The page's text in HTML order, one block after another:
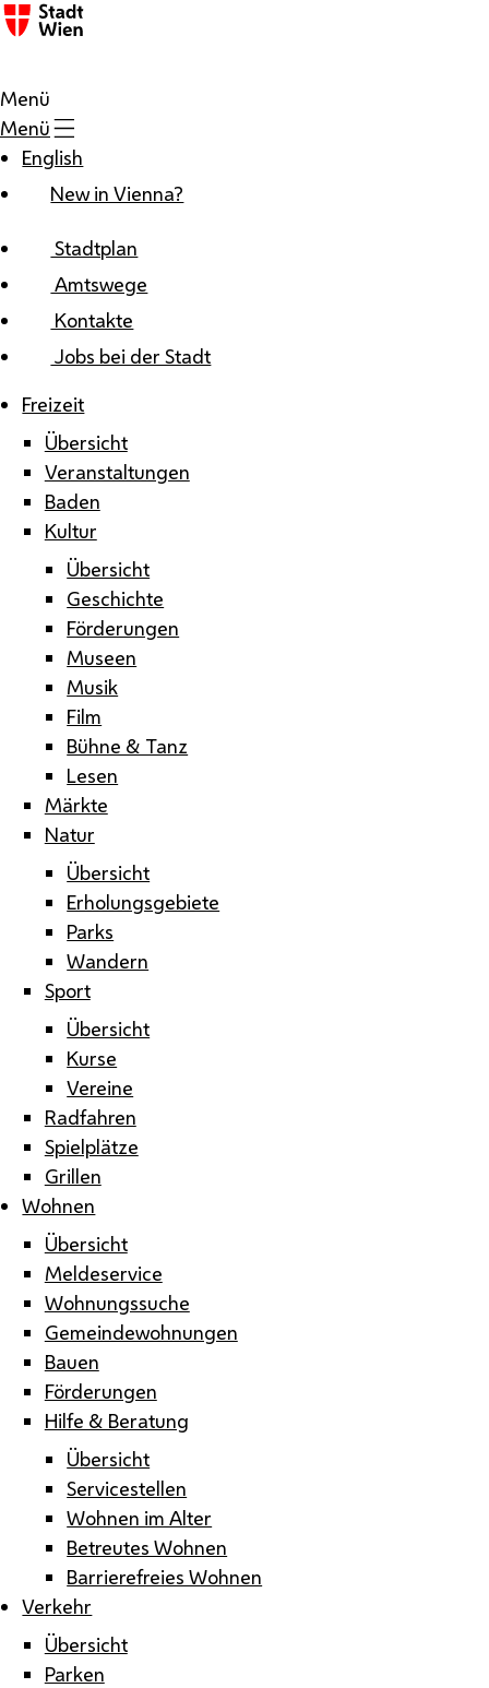
Zum Inhalt
Menü
Menü
English
New in Vienna?
Stadtplan
Amtswege
Kontakte
Jobs bei der Stadt
Freizeit
Übersicht
Veranstaltungen
Baden
Kultur
Übersicht
Geschichte
Förderungen
Museen
Musik
Film
Bühne & Tanz
Lesen
Märkte
Natur
Übersicht
Erholungsgebiete
Parks
Wandern
Sport
Übersicht
Kurse
Vereine
Radfahren
Spielplätze
Grillen
Wohnen
Übersicht
Meldeservice
Wohnungssuche
Gemeindewohnungen
Bauen
Förderungen
Hilfe & Beratung
Übersicht
Servicestellen
Wohnen im Alter
Betreutes Wohnen
Barrierefreies Wohnen
Verkehr
Übersicht
Parken